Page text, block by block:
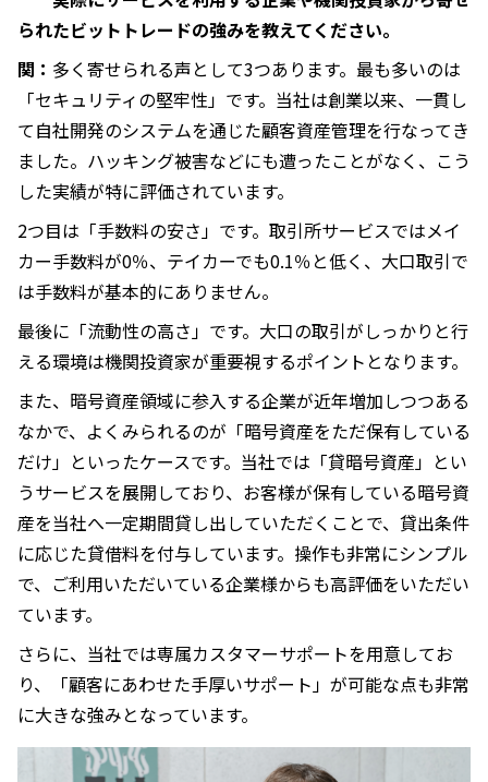
られたビットトレードの強みを教えてください。
関： 多く寄せられる声として3つあります。最も多いのは
「セキュリティの堅牢性」です。当社は創業以来、一貫し
て自社開発のシステムを通じた顧客資産管理を行なってき
ました。ハッキング被害などにも遭ったことがなく、こう
した実績が特に評価されています。
2つ目は「手数料の安さ」です。取引所サービスではメイ
カー手数料が0％、テイカーでも0.1％と低く、大口取引で
は手数料が基本的にありません。
最後に「流動性の高さ」です。大口の取引がしっかりと行
える環境は機関投資家が重要視するポイントとなります。
また、暗号資産領域に参入する企業が近年増加しつつある
なかで、よくみられるのが「暗号資産をただ保有している
だけ」といったケースです。当社では「貸暗号資産」とい
うサービスを展開しており、お客様が保有している暗号資
産を当社へ一定期間貸し出していただくことで、貸出条件
に応じた貸借料を付与しています。操作も非常にシンプル
で、ご利用いただいている企業様からも高評価をいただい
ています。
さらに、当社では専属カスタマーサポートを用意してお
り、「顧客にあわせた手厚いサポート」が可能な点も非常
に大きな強みとなっています。